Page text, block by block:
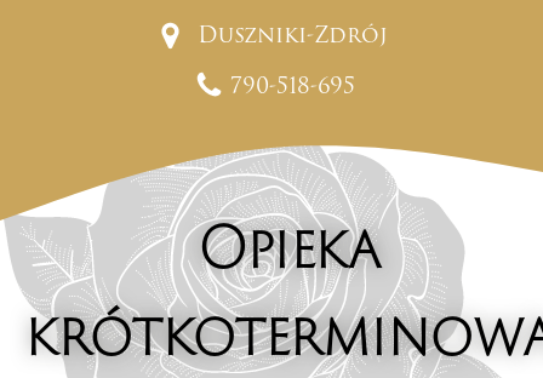
Duszniki-Zdrój
790-518-695
Opieka